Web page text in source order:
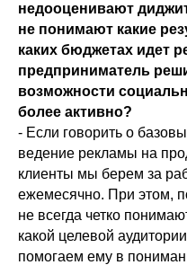
недооценивают
не понимают какие
каких бюджетах идет
предприниматель
возможности
более активно?
- Если говорить о
ведение рекламы на
клиенты мы берем за
ежемесячно. При этом,
не всегда четко
какой целевой
помогаем ему в